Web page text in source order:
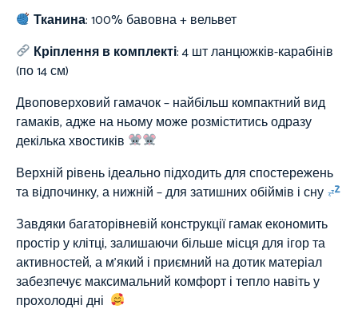
Тканина:100% бавовна + вельвет
Кріплення в комплекті: 4 шт ланцюжків-карабінів
(по 14 см)
Двоповерховий гамачок – найбільш компактний вид
гамаків, адже на ньому може розміститись одразу
декілька хвостиків
Верхній рівень ідеально підходить для спостережень
та відпочинку, а нижній – для затишних обіймів і сну
Завдяки багаторівневій конструкції гамак економить
простір у клітці, залишаючи більше місця для ігор та
активностей, а м’який і приємний на дотик матеріал
забезпечує максимальний комфорт і тепло навіть у
прохолодні дні